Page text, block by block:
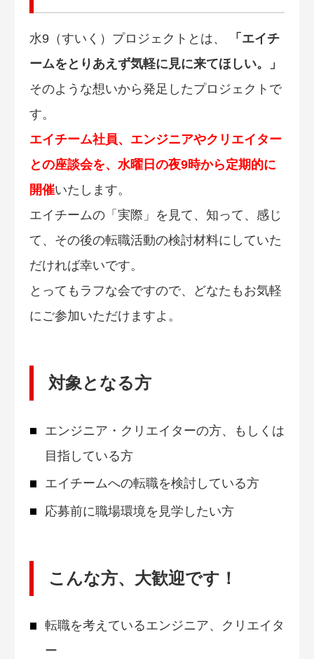
水9（すいく）プロジェクトとは、
「エイチ
ームをとりあえず気軽に見に来てほしい。」
そのような想いから発足したプロジェクトで
す。
エイチーム社員、エンジニアやクリエイター
との座談会を、水曜日の夜9時から定期的に
開催いたします。
エイチームの「実際」を見て、知って、感じ
て、その後の転職活動の検討材料にしていた
だければ幸いです。
とってもラフな会ですので、どなたもお気軽
にご参加いただけますよ。
対象となる方
エンジニア・クリエイターの方、もしくは
目指している方
エイチームへの転職を検討している方
応募前に職場環境を見学したい方
こんな方、大歓迎です！
転職を考えているエンジニア、クリエイタ
ー